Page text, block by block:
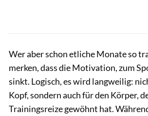
Wer aber schon etliche Monate so
merken, dass die Motivation, zum
sinkt. Logisch, es wird langweilig:
Kopf, sondern auch für den Körper,
Trainingsreize gewöhnt hat.